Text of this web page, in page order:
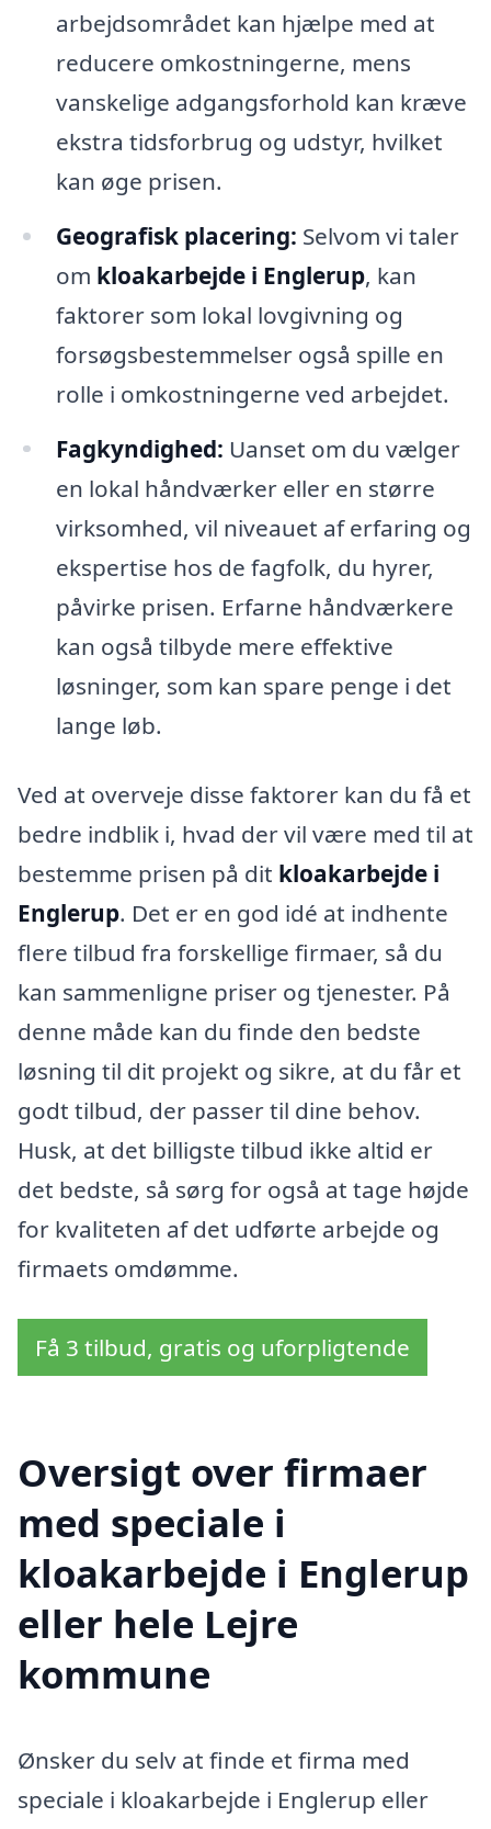
arbejdsområdet kan hjælpe med at
reducere omkostningerne, mens
vanskelige adgangsforhold kan kræve
ekstra tidsforbrug og udstyr, hvilket
kan øge prisen.
Geografisk placering: Selvom vi taler
om kloakarbejde i Englerup, kan
faktorer som lokal lovgivning og
forsøgsbestemmelser også spille en
rolle i omkostningerne ved arbejdet.
Fagkyndighed: Uanset om du vælger
en lokal håndværker eller en større
virksomhed, vil niveauet af erfaring og
ekspertise hos de fagfolk, du hyrer,
påvirke prisen. Erfarne håndværkere
kan også tilbyde mere effektive
løsninger, som kan spare penge i det
lange løb.
Ved at overveje disse faktorer kan du få et
bedre indblik i, hvad der vil være med til at
bestemme prisen på dit kloakarbejde i
Englerup. Det er en god idé at indhente
flere tilbud fra forskellige firmaer, så du
kan sammenligne priser og tjenester. På
denne måde kan du finde den bedste
løsning til dit projekt og sikre, at du får et
godt tilbud, der passer til dine behov.
Husk, at det billigste tilbud ikke altid er
det bedste, så sørg for også at tage højde
for kvaliteten af det udførte arbejde og
firmaets omdømme.
Få 3 tilbud, gratis og uforpligtende
Oversigt over firmaer
med speciale i
kloakarbejde i Englerup
eller hele Lejre
kommune
Ønsker du selv at finde et firma med
speciale i kloakarbejde i Englerup eller